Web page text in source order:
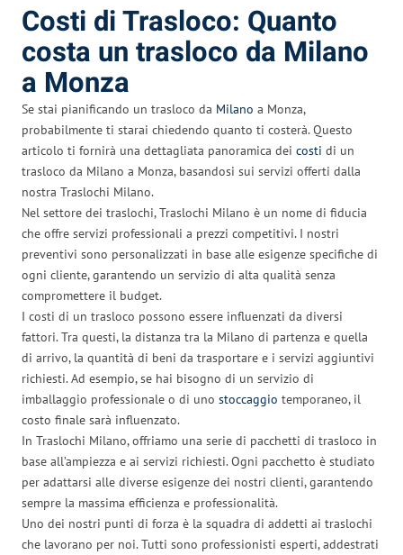
Costi di Trasloco: Quanto
costa un trasloco da Milano
a Monza
Se stai pianificando un trasloco da Milano a Monza,
probabilmente ti starai chiedendo quanto ti costerà. Questo
articolo ti fornirà una dettagliata panoramica dei costi di un
trasloco da Milano a Monza, basandosi sui servizi offerti dalla
nostra Traslochi Milano.
Nel settore dei traslochi, Traslochi Milano è un nome di fiducia
che offre servizi professionali a prezzi competitivi. I nostri
preventivi sono personalizzati in base alle esigenze specifiche di
ogni cliente, garantendo un servizio di alta qualità senza
compromettere il budget.
I costi di un trasloco possono essere influenzati da diversi
fattori. Tra questi, la distanza tra la Milano di partenza e quella
di arrivo, la quantità di beni da trasportare e i servizi aggiuntivi
richiesti. Ad esempio, se hai bisogno di un servizio di
imballaggio professionale o di uno stoccaggio temporaneo, il
costo finale sarà influenzato.
In Traslochi Milano, offriamo una serie di pacchetti di trasloco in
base all’ampiezza e ai servizi richiesti. Ogni pacchetto è studiato
per adattarsi alle diverse esigenze dei nostri clienti, garantendo
sempre la massima efficienza e professionalità.
Uno dei nostri punti di forza è la squadra di addetti ai traslochi
che lavorano per noi. Tutti sono professionisti esperti, addestrati